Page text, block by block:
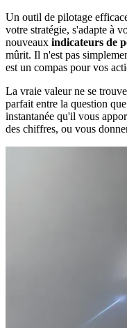
Un outil de pilotage
votre stratégie, s'adapte à
nouveaux indicateurs de
mûrit. Il n'est pas
est un compas pour vos
La vraie valeur ne se
parfait entre la question
instantanée qu'il vous
des chiffres, ou vous